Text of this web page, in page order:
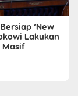
‘New
Lakukan
Masif